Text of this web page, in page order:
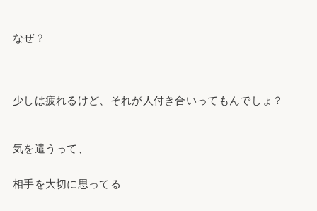
なぜ？
少しは疲れるけど、それが人付き合いってもんでしょ？
気を遣うって、
相手を大切に思ってる